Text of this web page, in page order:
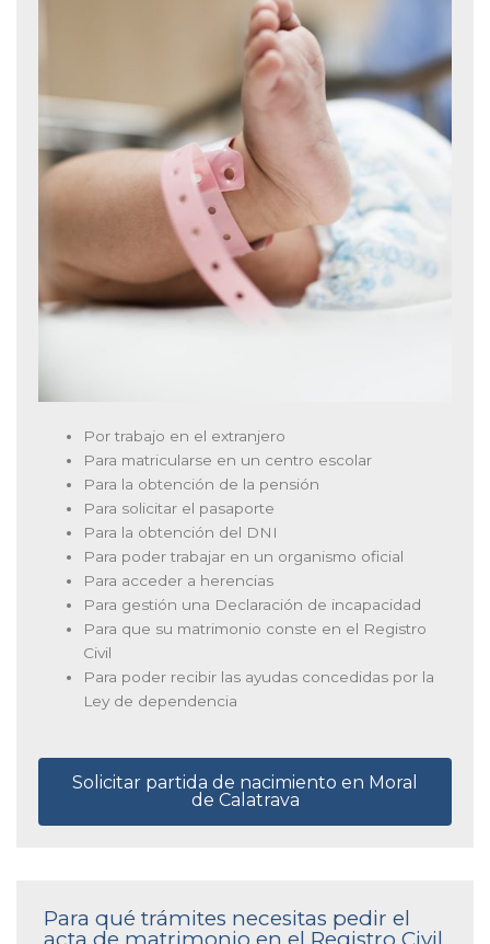
Por trabajo en el extranjero
Para matricularse en un centro escolar
Para la obtención de la pensión
Para solicitar el pasaporte
Para la obtención del DNI
Para poder trabajar en un organismo oficial
Para acceder a herencias
Para gestión una Declaración de incapacidad
Para que su matrimonio conste en el Registro
Civil
Para poder recibir las ayudas concedidas por la
Ley de dependencia
Solicitar partida de nacimiento en Moral
de Calatrava
Para qué trámites necesitas pedir el
acta de matrimonio en el Registro Civil